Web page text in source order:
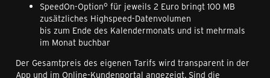
SpeedOn-Option° für jeweils 2 Euro bringt 100 MB
zusätzliches Highspeed-Datenvolumen
bis zum Ende des Kalendermonats und ist mehrmals
im Monat buchbar
Der Gesamtpreis des eigenen Tarifs wird transparent in der
App und im Online-Kundenportal angezeigt. Sind die